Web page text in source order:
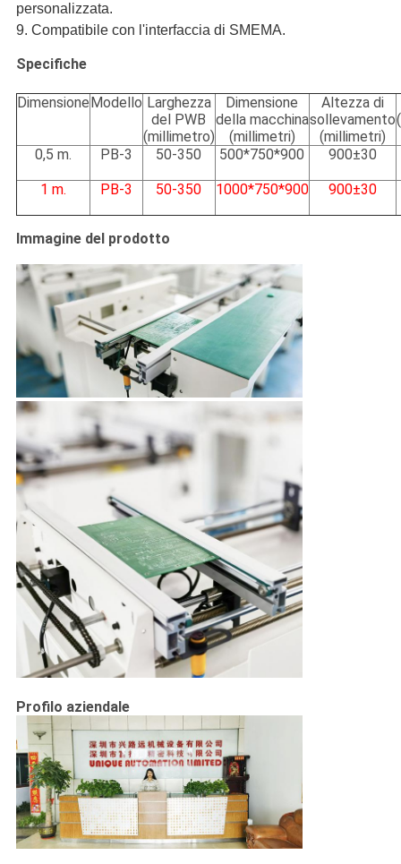
personalizzata.
9. Compatibile con l'interfaccia di SMEMA.
Specifiche
Dimensione Modello Larghezza
del PWB
(millimetro)
Dimensione
della macchina
(millimetri)
Altezza di
sollevamento
(millimetri)
0,5 m. PB-3 50-350 500*750*900 900±30
1 m. PB-3 50-350 1000*750*900 900±30
Immagine del prodotto
Profilo aziendale